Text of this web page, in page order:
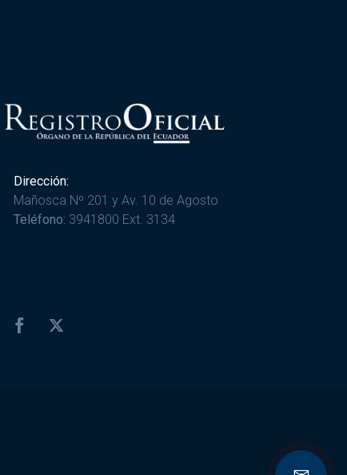
Dirección:
Mañosca Nº 201 y Av. 10 de Agosto
Teléfono: 3941800 Ext. 3134